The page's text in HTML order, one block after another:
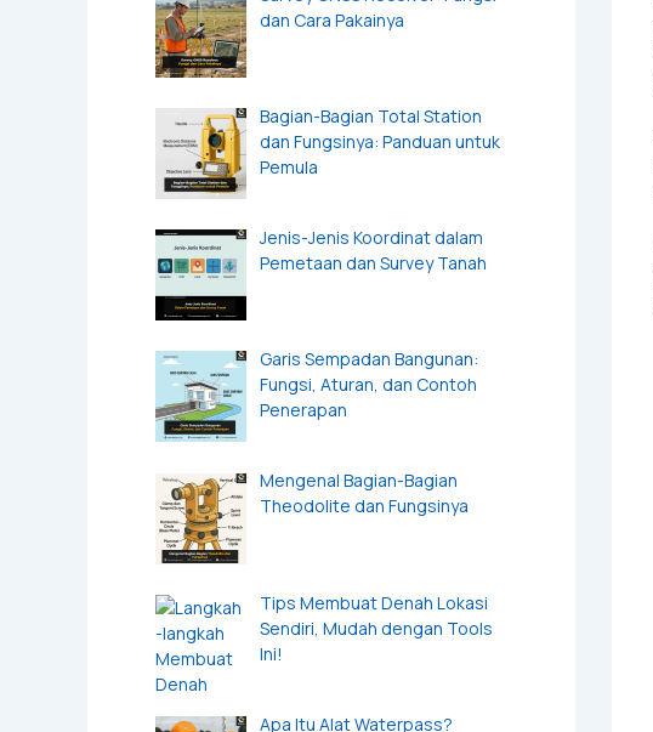
dan Cara Pakainya
Bagian-Bagian Total Station
dan Fungsinya: Panduan untuk
Pemula
Jenis-Jenis Koordinat dalam
Pemetaan dan Survey Tanah
Garis Sempadan Bangunan:
Fungsi, Aturan, dan Contoh
Penerapan
Mengenal Bagian-Bagian
Theodolite dan Fungsinya
Tips Membuat Denah Lokasi
Sendiri, Mudah dengan Tools
Ini!
Apa Itu Alat Waterpass?